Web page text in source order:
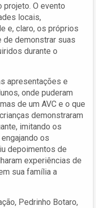
projeto. O evento
locais,
e, claro, os próprios
de demonstrar suas
durante o
apresentações e
onde puderam
de um AVC e o que
demonstraram
imitando os
os
depoimentos de
experiências de
sua família a
Pedrinho Botaro,